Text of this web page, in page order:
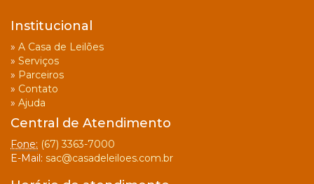
Institucional
» A Casa de Leilões
» Serviços
» Parceiros
» Contato
» Ajuda
Central de Atendimento
Fone: (67) 3363-7000
E-Mail: sac@casadeleiloes.com.br